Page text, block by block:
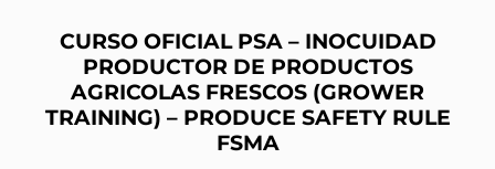
CURSO OFICIAL PSA – INOCUIDAD
PRODUCTOR DE PRODUCTOS
AGRICOLAS FRESCOS (GROWER
TRAINING) – PRODUCE SAFETY RULE
FSMA